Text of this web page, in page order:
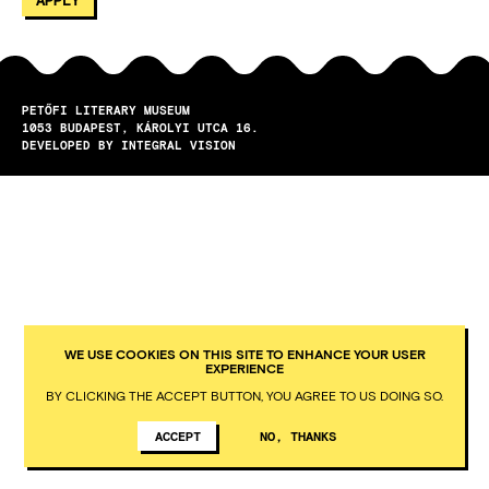
PETŐFI LITERARY MUSEUM
1053
BUDAPEST
KÁROLYI UTCA 16.
DEVELOPED BY INTEGRAL VISION
WE USE COOKIES ON THIS SITE TO ENHANCE YOUR USER
EXPERIENCE
BY CLICKING THE ACCEPT BUTTON, YOU AGREE TO US DOING SO.
ACCEPT NO, THANKS